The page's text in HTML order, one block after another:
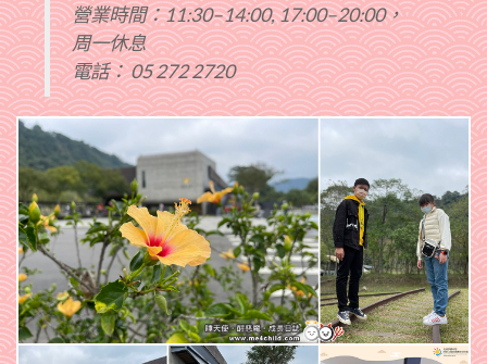
營業時間：11:30–14:00, 17:00–20:00，
周一休息
電話： 05 272 2720